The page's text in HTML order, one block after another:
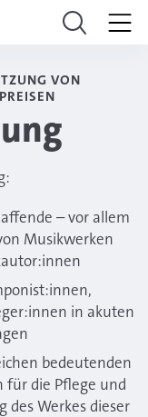
VON
– vor allem
Musikwerken
in akuten
bedeutenden
für die Pflege und
des Werkes dieser